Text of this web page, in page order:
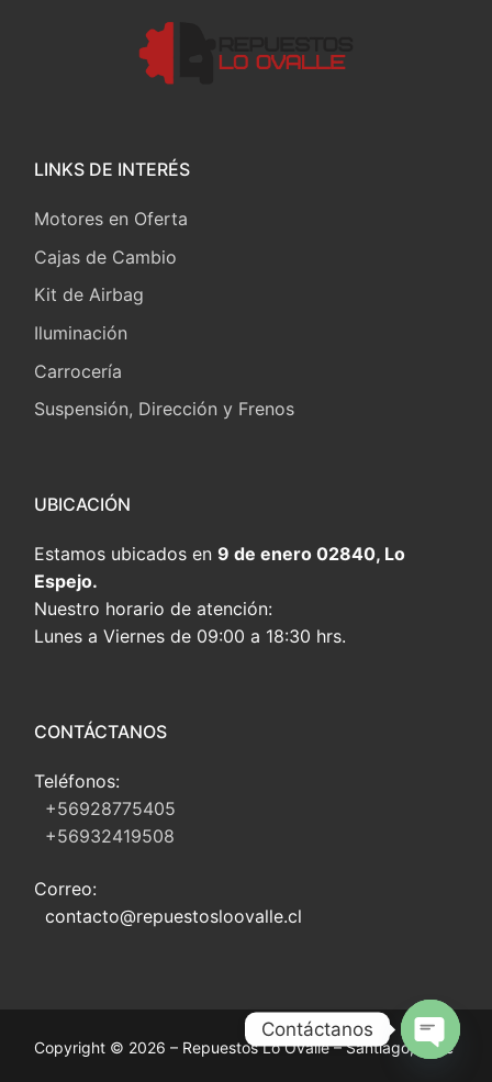
LINKS DE INTERÉS
Motores en Oferta
Cajas de Cambio
Kit de Airbag
Iluminación
Carrocería
Suspensión, Dirección y Frenos
UBICACIÓN
Estamos ubicados en 9 de enero 02840, Lo
Espejo.
Nuestro horario de atención:
Lunes a Viernes de 09:00 a 18:30 hrs.
CONTÁCTANOS
Teléfonos:
+56928775405
+56932419508
Correo:
contacto@repuestosloovalle.cl
Copyright © 2026 – Repuestos Lo Ovalle – Santiago, Chile
Contáctanos